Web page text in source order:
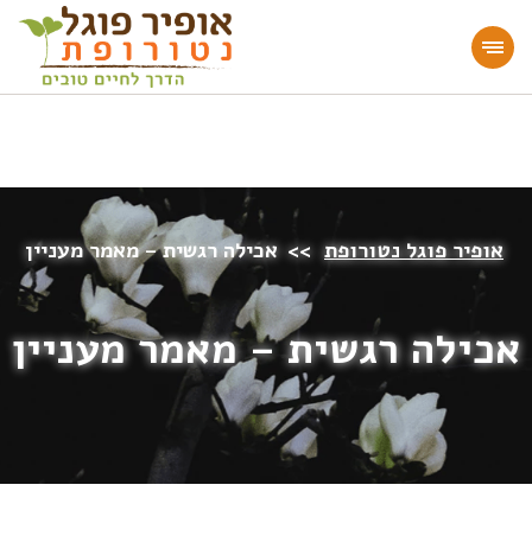
מעוניינים להעמיק או להתחיל דרך חיים בריאה?
הצטרפו לאתר!
אופיר פוגל נטורופת >> אכילה רגשית – מאמר מעניין
אכילה רגשית – מאמר מעניין